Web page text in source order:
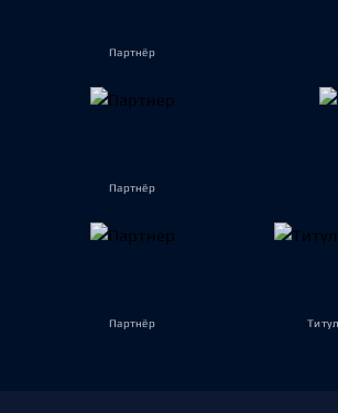
Партнёр
Партнёр
Партнёр